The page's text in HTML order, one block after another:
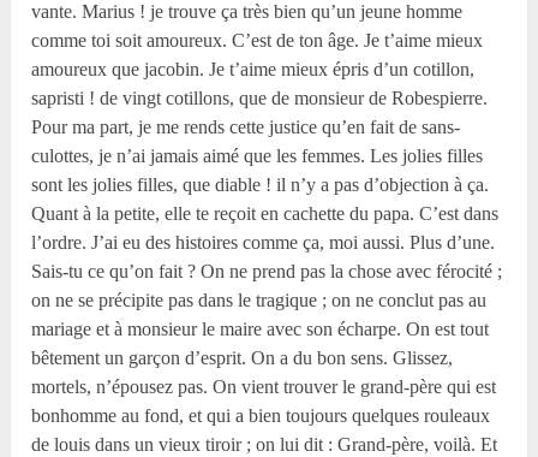
vante. Marius ! je trouve ça très bien qu’un jeune homme
comme toi soit amoureux. C’est de ton âge. Je t’aime mieux
amoureux que jacobin. Je t’aime mieux épris d’un cotillon,
sapristi ! de vingt cotillons, que de monsieur de Robespierre.
Pour ma part, je me rends cette justice qu’en fait de sans-
culottes, je n’ai jamais aimé que les femmes. Les jolies filles
sont les jolies filles, que diable ! il n’y a pas d’objection à ça.
Quant à la petite, elle te reçoit en cachette du papa. C’est dans
l’ordre. J’ai eu des histoires comme ça, moi aussi. Plus d’une.
Sais-tu ce qu’on fait ? On ne prend pas la chose avec férocité ;
on ne se précipite pas dans le tragique ; on ne conclut pas au
mariage et à monsieur le maire avec son écharpe. On est tout
bêtement un garçon d’esprit. On a du bon sens. Glissez,
mortels, n’épousez pas. On vient trouver le grand-père qui est
bonhomme au fond, et qui a bien toujours quelques rouleaux
de louis dans un vieux tiroir ; on lui dit : Grand-père, voilà. Et